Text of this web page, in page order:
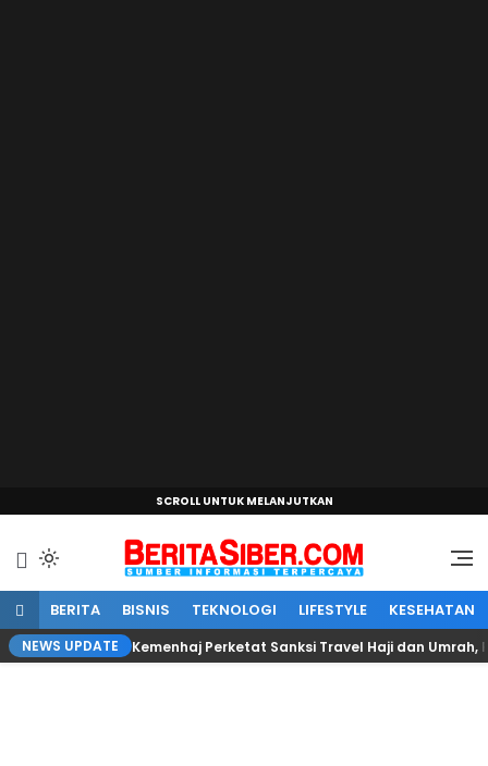
SCROLL UNTUK MELANJUTKAN
BeritaSiber.com
Sumber Informasi Terpercaya
BERITA BISNIS TEKNOLOGI LIFESTYLE KESEHATAN
NEWS UPDATE Kemenhaj Perketat Sanksi Travel Haji dan